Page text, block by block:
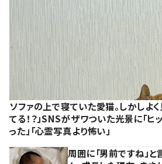
ソファの上で寝ていた愛猫。しかしよ
てる！？」SNSがザワついた光景に「ヒ
った」「心霊写真より怖い」
周囲に「男前ですね」